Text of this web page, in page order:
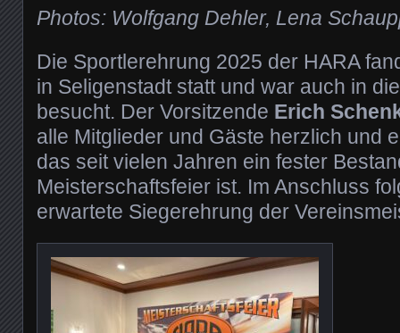
Photos: Wolfgang Dehler, Lena
Die Sportlerehrung 2025 der HARA
in Seligenstadt statt und war auch in
besucht. Der Vorsitzende Erich
alle Mitglieder und Gäste herzlich und
das seit vielen Jahren ein fester
Meisterschaftsfeier ist. Im Anschluss
erwartete Siegerehrung der